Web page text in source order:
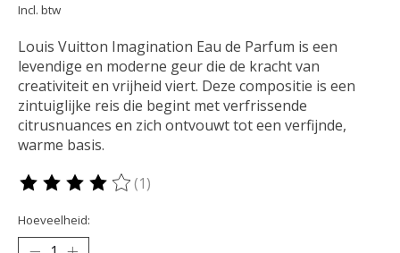
Incl. btw
Louis Vuitton Imagination Eau de Parfum is een
levendige en moderne geur die de kracht van
creativiteit en vrijheid viert. Deze compositie is een
zintuiglijke reis die begint met verfrissende
citrusnuances en zich ontvouwt tot een verfijnde,
warme basis.
De beoordeling van dit product is
(1)
Hoeveelheid: